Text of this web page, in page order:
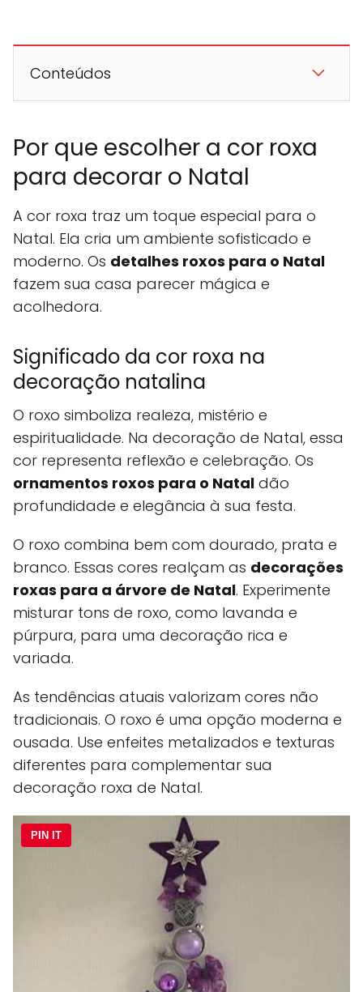
Conteúdos
Por que escolher a cor roxa
para decorar o Natal
A cor roxa traz um toque especial para o
Natal. Ela cria um ambiente sofisticado e
moderno. Os detalhes roxos para o Natal
fazem sua casa parecer mágica e
acolhedora.
Significado da cor roxa na
decoração natalina
O roxo simboliza realeza, mistério e
espiritualidade. Na decoração de Natal, essa
cor representa reflexão e celebração. Os
ornamentos roxos para o Natal dão
profundidade e elegância à sua festa.
O roxo combina bem com dourado, prata e
branco. Essas cores realçam as decorações
roxas para a árvore de Natal. Experimente
misturar tons de roxo, como lavanda e
púrpura, para uma decoração rica e
variada.
As tendências atuais valorizam cores não
tradicionais. O roxo é uma opção moderna e
ousada. Use enfeites metalizados e texturas
diferentes para complementar sua
decoração roxa de Natal.
PIN IT